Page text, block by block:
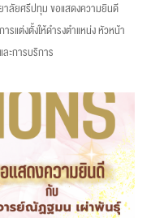
าลัยศรีปทุม ขอแสดงความยินดี
แต่งตั้งให้ดำรงตำแหน่ง หัวหน้า
ะการบริการ